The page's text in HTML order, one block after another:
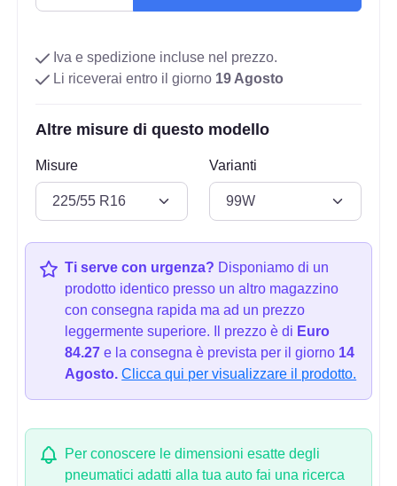
Iva e spedizione incluse nel prezzo.
Li riceverai entro il giorno 19 Agosto
Altre misure di questo modello
Misure Varianti
Ti serve con urgenza? Disponiamo di un
prodotto identico presso un altro magazzino
con consegna rapida ma ad un prezzo
leggermente superiore. Il prezzo è di Euro
84.27 e la consegna è prevista per il giorno 14
Agosto. Clicca qui per visualizzare il prodotto.
Per conoscere le dimensioni esatte degli
pneumatici adatti alla tua auto fai una ricerca